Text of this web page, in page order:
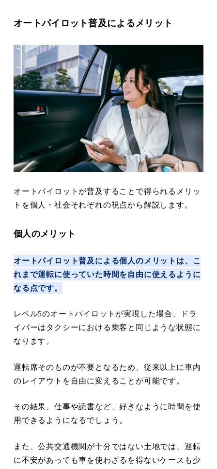
オートパイロット普及によるメリット
オートパイロットが普及することで得られるメリッ
トを個人・社会それぞれの視点から解説します。
個人のメリット
オートパイロット普及による個人のメリットは、こ
れまで運転に使っていた時間を自由に使えるように
なる点です。
レベル5のオートパイロットが実現した場合、ドラ
イバーはタクシーにおける乗客と同じような状態に
なります。
運転席そのものが不要となるため、従来以上に車内
のレイアウトを自由に変えることが可能です。
その結果、仕事や読書など、好きなように時間を使
用できるようになるでしょう。
また、公共交通機関が十分ではない土地では、運転
に不安があっても車を使わざるを得ないケースも少